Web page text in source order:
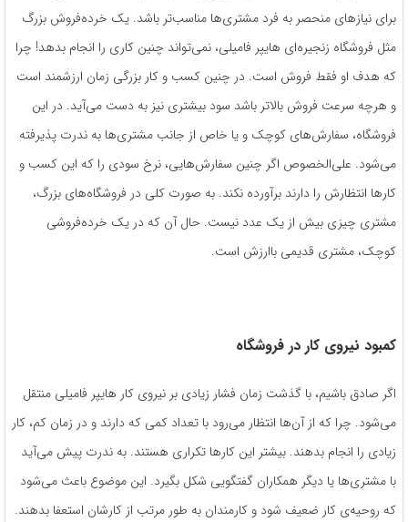
برای نیاز‌های منحصر به فرد مشتری‌ها مناسب‌تر باشد. یک خرده‌فروش بزرگ
مثل فروشگاه زنجیره‌ای هایپر فامیلی، نمی‌تواند چنین کاری را انجام بدهد! چرا
که هدف او فقط فروش است. در چنین کسب ‌و کار بزرگی زمان ارزشمند است
و هرچه سرعت فروش بالاتر باشد سود بیشتری نیز به دست می‌آید. در این
فروشگاه، سفارش‌های کوچک و یا خاص از جانب مشتری‌ها به ندرت پذیرفته
می‌شود. علی‌الخصوص اگر چنین سفارش‌هایی، نرخ سودی را که این کسب ‌و
کارها انتظارش را دارند برآورده نکند. به صورت کلی در فروشگاه‌های بزرگ،
مشتری چیزی بیش از یک عدد نیست. حال آن که در یک خرده‌فروشی
کوچک، مشتری قدیمی باارزش است.
کمبود نیروی کار در فروشگاه
اگر صادق باشیم، با گذشت زمان فشار زیادی بر نیروی‌ کار هایپر فامیلی منتقل
می‌شود. چرا که از آن‌ها انتظار می‌رود با تعداد کمی که دارند و در زمان کم، کار
زیادی را انجام بدهند. بیشتر این کارها تکراری هستند. به ندرت پیش می‌آید
با مشتری‌ها یا دیگر همکاران گفتگویی شکل بگیرد. این موضوع باعث می‌شود
که روحیه‌ی کار ضعیف شود و کارمندان به طور مرتب از کارشان استعفا بدهند.